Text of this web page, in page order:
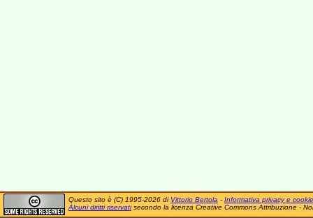
Questo sito è (C) 1995-2026 di Vittorio Bertola - Informativa privacy e cookie
Alcuni diritti riservatisecondo la licenza Creative Commons Attribuzione -